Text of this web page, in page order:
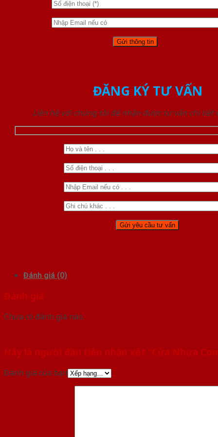
ĐĂNG KÝ TƯ VẤN
Liên hệ với chúng tôi để nhận được tư vấn chi tiết
Đánh giá (0)
Đánh giá
Chưa có đánh giá nào.
Hãy là người đầu tiên nhận xét “Cửa Nhựa
Đánh giá của bạn